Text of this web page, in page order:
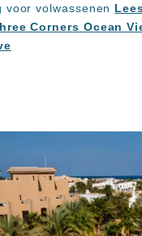
voor volwassenen
Corners Ocean